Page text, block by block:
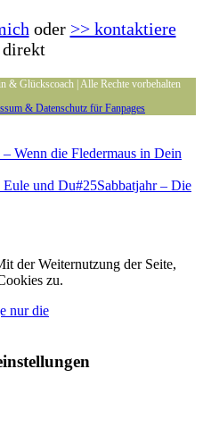
oder >> kontaktiere
direkt
Glückscoach | Alle Rechte vorbehalten
& Datenschutz für Fanpages
Wenn die Fledermaus in Dein
#25Sabbatjahr – Die
der Weiternutzung der Seite,
zu.
nur die